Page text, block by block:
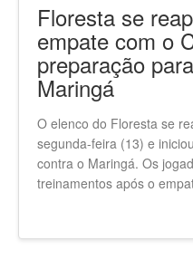
Floresta se
empate com o
preparação
Maringá
O elenco do Floresta se
segunda-feira (13) e
contra o Maringá. Os
treinamentos após o